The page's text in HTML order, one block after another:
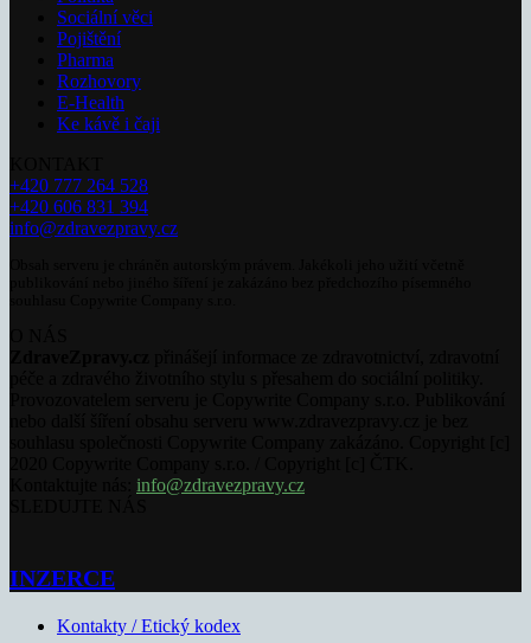
Sociální věci
Pojištění
Pharma
Rozhovory
E-Health
Ke kávě i čaji
+420 777 264 528
+420 606 831 394
info@zdravezpravy.cz
info@zdravezpravy.cz
INZERCE
Kontakty / Etický kodex